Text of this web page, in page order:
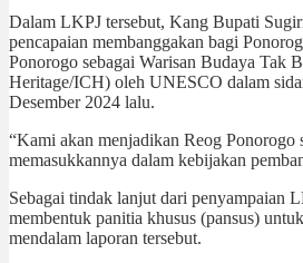
Dalam LKPJ tersebut, Kang Bupati
pencapaian membanggakan bagi
Ponorogo sebagai Warisan Budaya Tak
Heritage/ICH) oleh UNESCO dalam
Desember 2024 lalu.
“Kami akan menjadikan Reog Ponorogo
memasukkannya dalam kebijakan
Sebagai tindak lanjut dari penyampaian
membentuk panitia khusus (pansus)
mendalam laporan tersebut.